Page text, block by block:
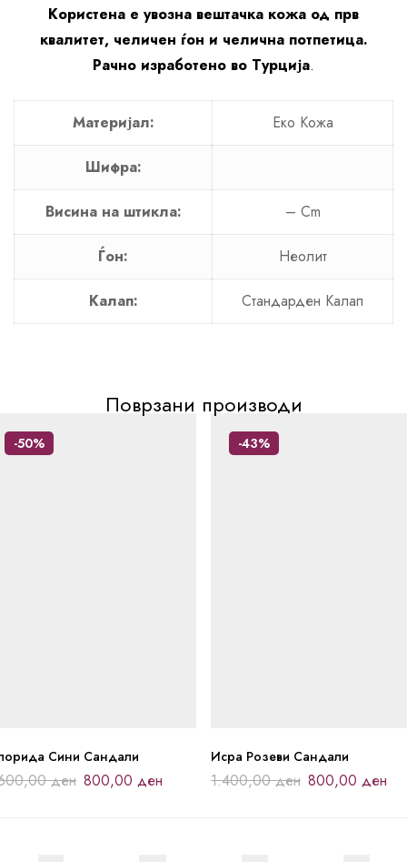
Користена е увозна вештачка кожа од прв
квалитет, челичен ѓон и челична потпетица.
Рачно изработено во Турција.
Материјал: Еко Кожа
Шифра:
Висина на штикла: – Cm
Ѓон: Неолит
Калап: Стандарден Калап
Поврзани производи
-50%
Сини Сандали
ден 800,00 ден
-43%
Исра Розеви Сандали
1.400,00ден 800,00 ден